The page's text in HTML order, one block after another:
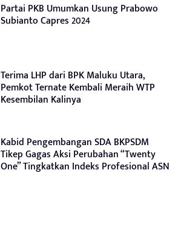
Partai PKB Umumkan Usung Prabowo
Subianto Capres 2024
Terima LHP dari BPK Maluku Utara,
Pemkot Ternate Kembali Meraih WTP
Kesembilan Kalinya
Kabid Pengembangan SDA BKPSDM
Tikep Gagas Aksi Perubahan “Twenty
One” Tingkatkan Indeks Profesional ASN